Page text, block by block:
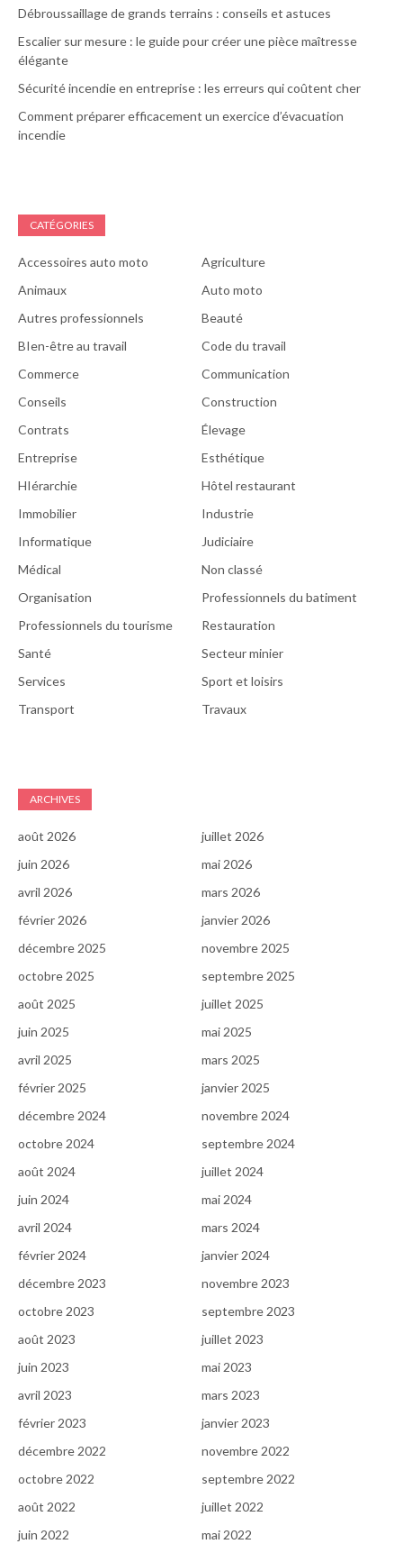
Débroussaillage de grands terrains : conseils et astuces
Escalier sur mesure : le guide pour créer une pièce maîtresse
élégante
Sécurité incendie en entreprise : les erreurs qui coûtent cher
Comment préparer efficacement un exercice d’évacuation
incendie
CATÉGORIES
Accessoires auto moto
Agriculture
Animaux
Auto moto
Autres professionnels
Beauté
BIen-être au travail
Code du travail
Commerce
Communication
Conseils
Construction
Contrats
Élevage
Entreprise
Esthétique
HIérarchie
Hôtel restaurant
Immobilier
Industrie
Informatique
Judiciaire
Médical
Non classé
Organisation
Professionnels du batiment
Professionnels du tourisme
Restauration
Santé
Secteur minier
Services
Sport et loisirs
Transport
Travaux
ARCHIVES
août 2026
juillet 2026
juin 2026
mai 2026
avril 2026
mars 2026
février 2026
janvier 2026
décembre 2025
novembre 2025
octobre 2025
septembre 2025
août 2025
juillet 2025
juin 2025
mai 2025
avril 2025
mars 2025
février 2025
janvier 2025
décembre 2024
novembre 2024
octobre 2024
septembre 2024
août 2024
juillet 2024
juin 2024
mai 2024
avril 2024
mars 2024
février 2024
janvier 2024
décembre 2023
novembre 2023
octobre 2023
septembre 2023
août 2023
juillet 2023
juin 2023
mai 2023
avril 2023
mars 2023
février 2023
janvier 2023
décembre 2022
novembre 2022
octobre 2022
septembre 2022
août 2022
juillet 2022
juin 2022
mai 2022